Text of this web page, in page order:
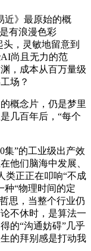
》最原始的概
有浪漫色彩
，灵敏地留意到
尚且无力的范
，成本从百万量级
场？
概念片，仍是梦里
几百年后，“每个
”的工业级出产效
他们脑海中发展、
类正正在叩响“不成
种“物理时间的定
思，当整个行业仍
不休时，是算法一
的“沟通妨碍”几乎
的拜别感是打动我